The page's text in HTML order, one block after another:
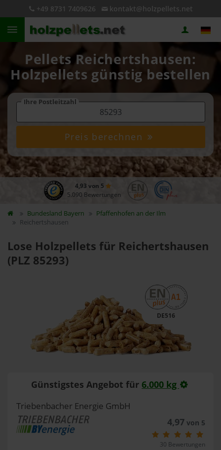
+49 8731 7409626 kontakt@holzpellets.net
Pellets Reichertshausen:
Holzpellets günstig bestellen
Ihre Postleitzahl
Preis berechnen
4,93 von 5
5.090 Bewertungen
Bundesland Bayern
Pfaffenhofen an der Ilm
Reichertshausen
Lose Holzpellets für Reichertshausen
(PLZ 85293)
DE516
Günstigstes Angebot für 6.000 kg
Triebenbacher Energie GmbH
4,97von 5
30 Bewertungen